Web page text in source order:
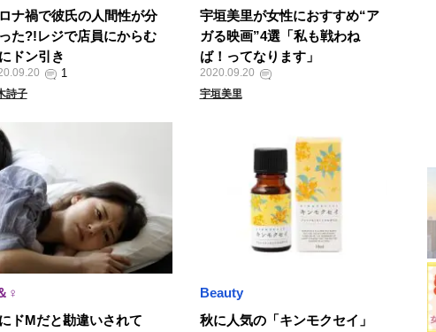
ナ禍で彼氏の人間性が分
た?!レジで店員にからむ
ドン引き
詩子
宇垣美里が女性におすすめ“ア
ガる映画”4選「私も戦わね
ば！ってなります」
2020.09.20
宇垣美里
♀
ドMだと勘違いされて
Beauty
秋に人気の「キンモクセイ」